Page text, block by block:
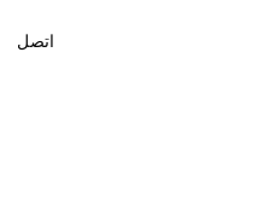
اتصل